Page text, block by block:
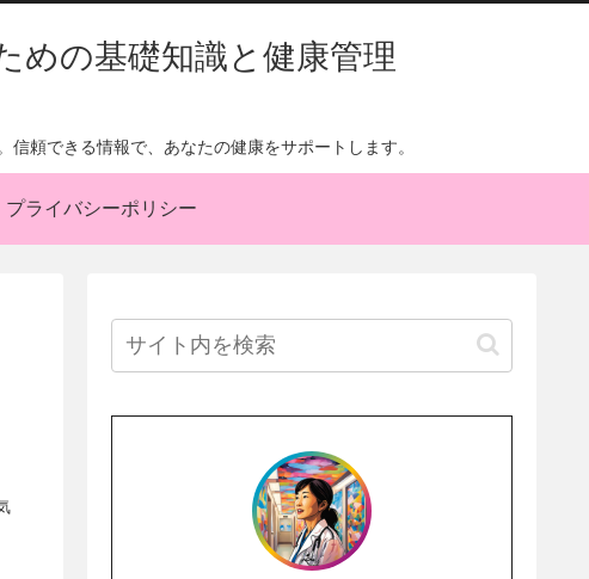
めの基礎知識と健康管理
頼できる情報で、あなたの健康をサポートします。
プライバシーポリシー